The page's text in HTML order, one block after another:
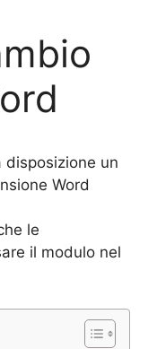
disposizione un
Word
le
il modulo nel